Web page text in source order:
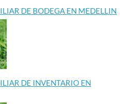
DE BODEGA EN MEDELLIN
DE INVENTARIO EN